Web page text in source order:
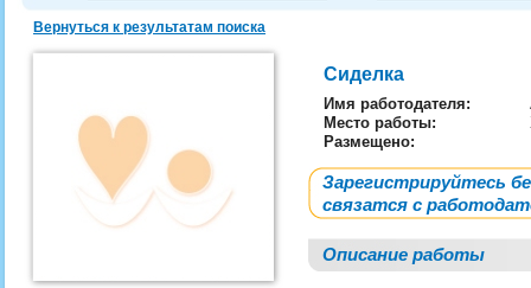
Вернуться к результатам поиска
Сиделка
Имя работодателя:
Место работы:
Размещено:
Зарегистрируйтесь
связатся с
Описание работы